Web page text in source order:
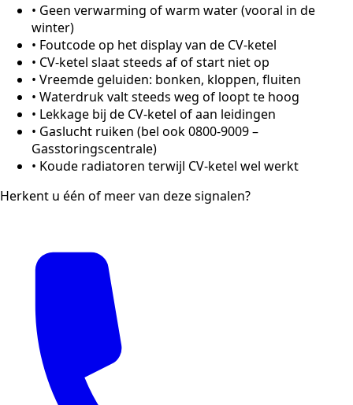
• Geen verwarming of warm water (vooral in de
winter)
• Foutcode op het display van de CV-ketel
• CV-ketel slaat steeds af of start niet op
• Vreemde geluiden: bonken, kloppen, fluiten
• Waterdruk valt steeds weg of loopt te hoog
• Lekkage bij de CV-ketel of aan leidingen
• Gaslucht ruiken (bel ook 0800-9009 –
Gasstoringscentrale)
• Koude radiatoren terwijl CV-ketel wel werkt
Herkent u één of meer van deze signalen?